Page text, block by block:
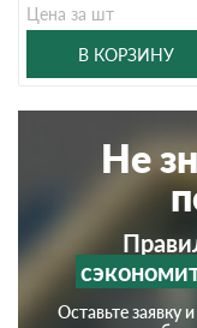
Цена за шт
В КОРЗИНУ
Не
Оставьте заявку